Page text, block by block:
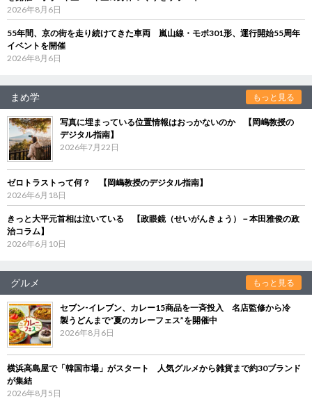
2026年8月6日
55年間、京の街を走り続けてきた車両 嵐山線・モボ301形、運行開始55周年
イベントを開催
2026年8月6日
まめ学 もっと見る
写真に埋まっている位置情報はおっかないのか 【岡嶋教授の
デジタル指南】
2026年7月22日
ゼロトラストって何？ 【岡嶋教授のデジタル指南】
2026年6月18日
きっと大平元首相は泣いている 【政眼鏡（せいがんきょう）－本田雅俊の政
治コラム】
2026年6月10日
グルメ もっと見る
セブン‐イレブン、カレー15商品を一斉投入 名店監修から冷
製うどんまで“夏のカレーフェス”を開催中
2026年8月6日
横浜高島屋で「韓国市場」がスタート 人気グルメから雑貨まで約30ブランド
が集結
2026年8月5日